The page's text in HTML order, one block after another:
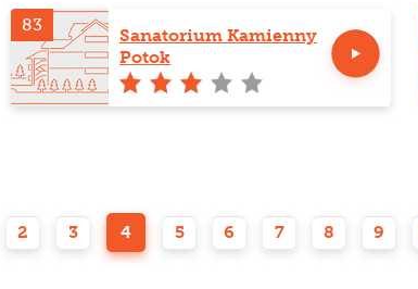
83
Sanatorium Kamienny
Potok
2 3 4 5 6 7 8 9